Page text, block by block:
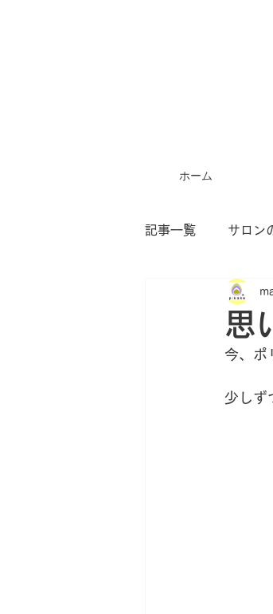
ホーム
記事一覧 サロン
お客様からのご
新サロン移転へ
思
今、ポ
少しず